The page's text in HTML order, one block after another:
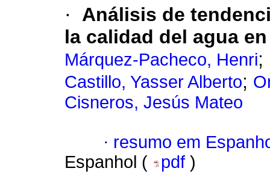
·
Análisis de
la calidad del agua
Márquez-Pacheco, Henri;
Castillo, Yasser Alberto;
Cisneros, Jesús Mateo
· resumo em
Espanhol (
pdf )